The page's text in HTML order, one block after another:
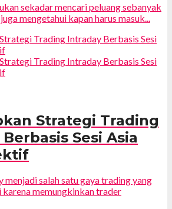
sekadar mencari peluang sebanyak
mengetahui kapan harus masuk...
Strategi Trading
Sesi Asia
menjadi salah satu gaya trading yang
memungkinkan trader